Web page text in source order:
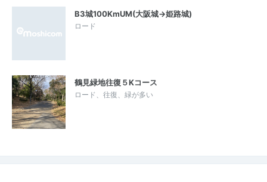
B3城100KmUM(大阪城→姫路城)
ロード
鶴見緑地往復５Kコース
ロード、往復、緑が多い